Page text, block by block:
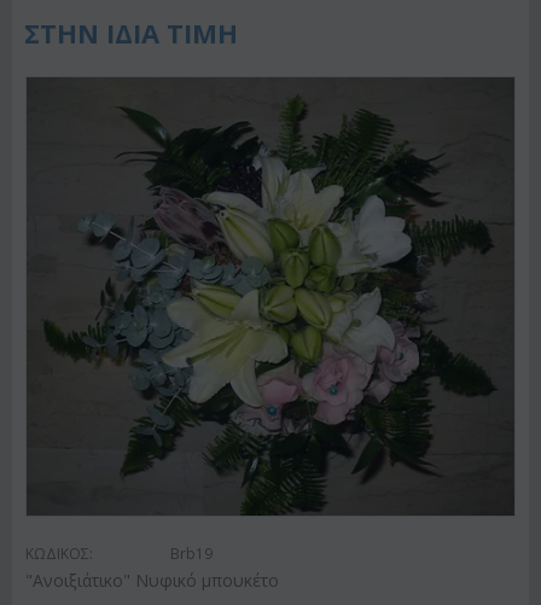
ΣΤΗΝ ΙΔΙΑ ΤΙΜΗ
ΚΩΔΙΚΟΣ: Brb19
"Ανοιξιάτικο" Νυφικό μπουκέτο